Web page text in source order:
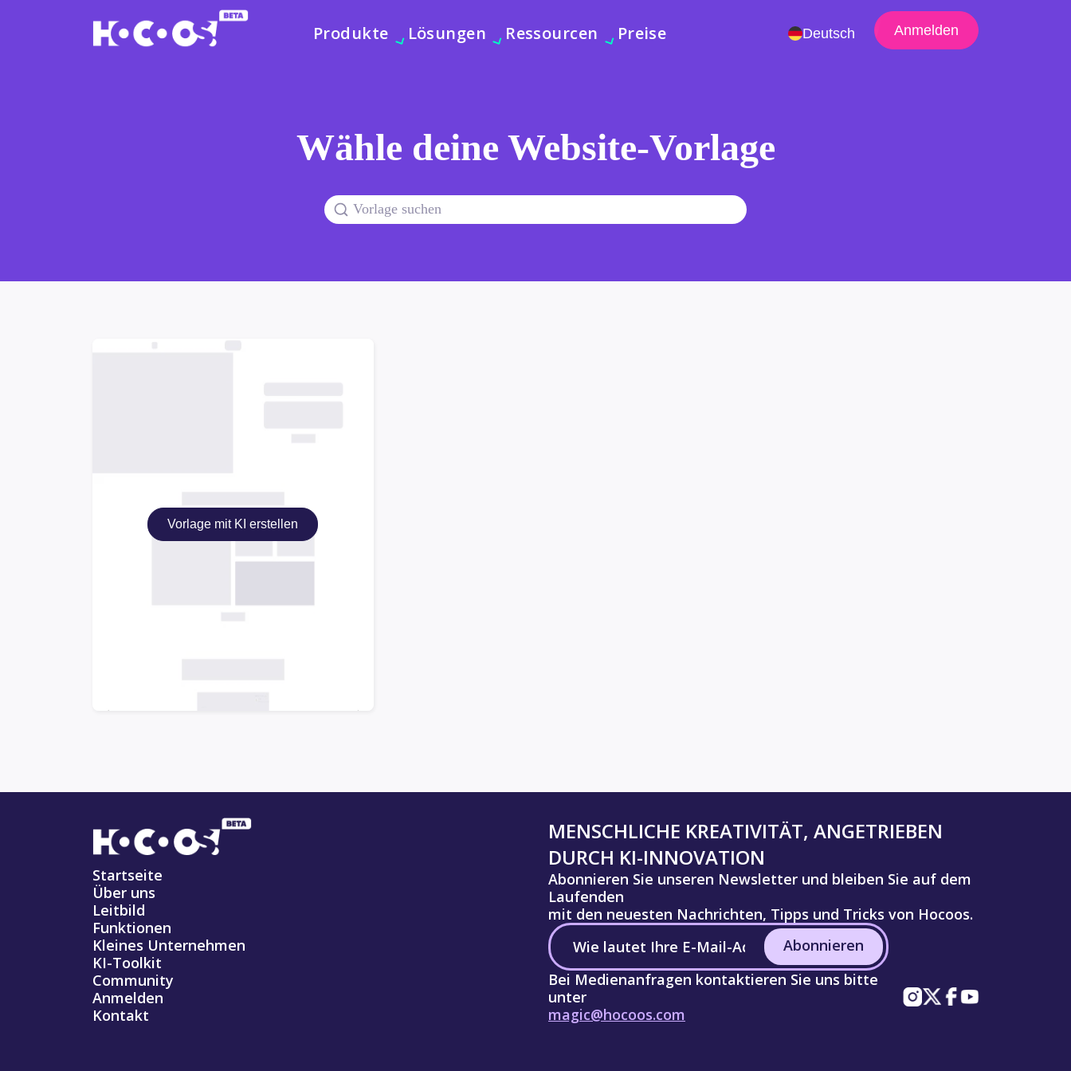
Produkte Lösungen Ressourcen Preise Deutsch Anmelden
Wähle deine Website-Vorlage
Vorlage mit KI erstellen
Startseite
Über uns
Leitbild
Funktionen
Kleines Unternehmen
KI-Toolkit
Community
Anmelden
Kontakt
MENSCHLICHE KREATIVITÄT, ANGETRIEBEN
DURCH KI-INNOVATION
Abonnieren Sie unseren Newsletter und bleiben Sie auf dem
Laufenden
mit den neuesten Nachrichten, Tipps und Tricks von Hocoos.
Abonnieren
Bei Medienanfragen kontaktieren Sie uns bitte
unter
magic@hocoos.com